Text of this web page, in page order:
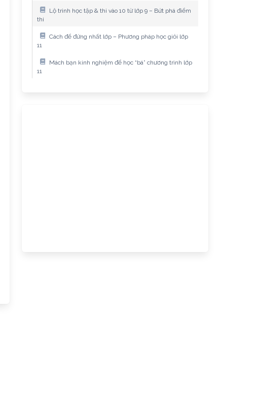
Lộ trình học tập & thi vào 10 từ lớp 9 – Bứt phá điểm
thi
Cách để đứng nhất lớp – Phương pháp học giỏi lớp
11
Mách bạn kinh nghiệm để học “bá” chương trình lớp
11